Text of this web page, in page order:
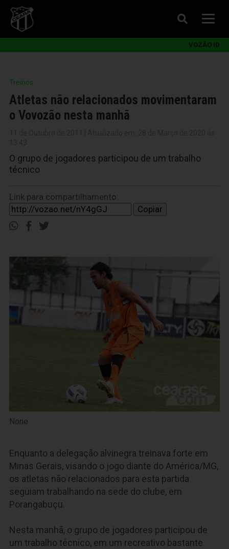
VOZÃO ID
Treinos
Atletas não relacionados movimentaram
o Vovozão nesta manhã
O grupo de jogadores participou de um trabalho
técnico
Link para compartilhamento:
Copiar
None
Enquanto a delegação alvinegra treinava forte em
Minas Gerais, visando o jogo diante do América/MG,
os atletas não relacionados para esta partida
seguiam trabalhando na sede do clube, em
Porangabuçu.
Nesta manhã, o grupo de jogadores participou de
um trabalho técnico, em um recreativo bastante